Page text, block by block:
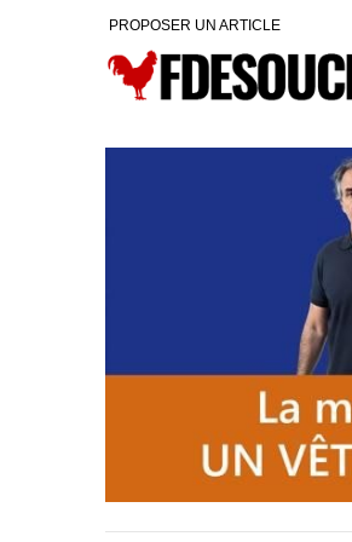
PROPOSER UN ARTICLE